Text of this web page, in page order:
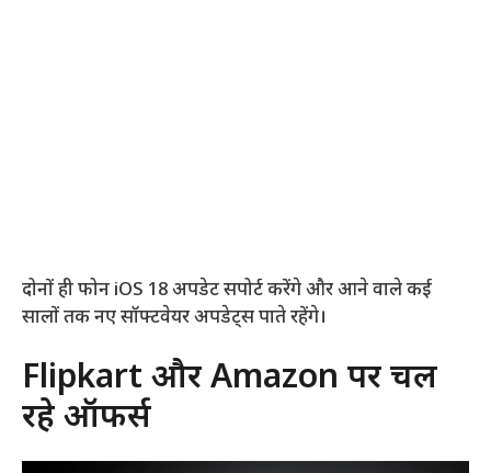
दोनों ही फोन iOS 18 अपडेट सपोर्ट करेंगे और आने वाले कई
सालों तक नए सॉफ्टवेयर अपडेट्स पाते रहेंगे।
Flipkart और Amazon पर चल
रहे ऑफर्स